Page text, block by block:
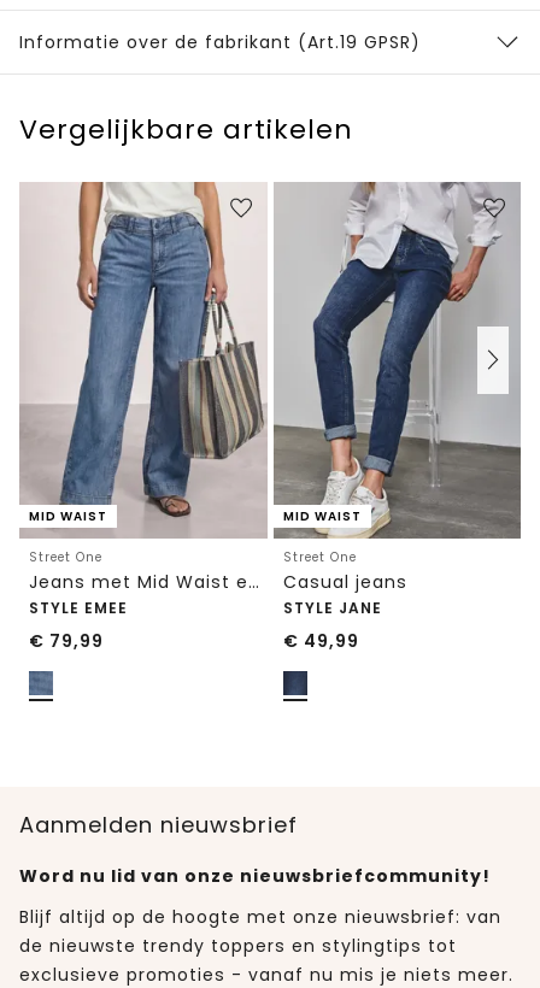
Informatie over de fabrikant (Art.19 GPSR)
Vergelijkbare artikelen
MID WAIST
Street One
Jeans met Mid Waist en Wide Leg pijpen in een Loose Fit pasvorm
STYLE EMEE
€ 79,99
MID WAIST
Street One
Casual jeans
STYLE JANE
€ 49,99
Aanmelden nieuwsbrief
Word nu lid van onze nieuwsbriefcommunity!
Blijf altijd op de hoogte met onze nieuwsbrief: van
de nieuwste trendy toppers en stylingtips tot
exclusieve promoties - vanaf nu mis je niets meer.